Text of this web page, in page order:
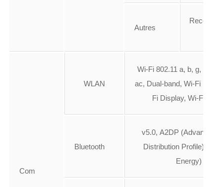
Autres
Com
WLAN
Wi-Fi 802.11 a, b, g, n, n
ac, Dual-band, Wi-Fi
Fi Display, Wi-Fi
Bluetooth
v5.0, A2DP (Advanced
Distribution Profile), LE
Energy)